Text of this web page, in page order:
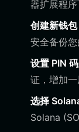
器扩展程
创建新钱包
安全备份
设置 PIN
证，增加一
选择
Solana